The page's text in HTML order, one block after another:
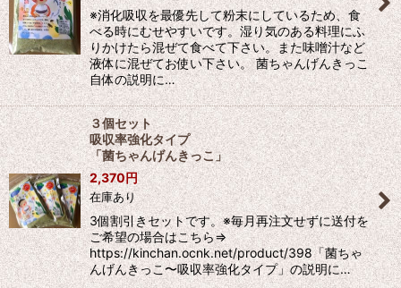
※消化吸収を最優先して粉末にしているため、食
べる時にむせやすいです。湿り気のある料理にふ
りかけたら混ぜて食べて下さい。また味噌汁など
液体に混ぜてお使い下さい。 菌ちゃんげんきっこ
自体の説明に…
３個セット
吸収率強化タイプ
「菌ちゃんげんきっこ」
2,370円
在庫あり
3個割引きセットです。※毎月再注文せずに送付を
ご希望の場合はこちら⇒
https://kinchan.ocnk.net/product/398「菌ちゃ
んげんきっこ〜吸収率強化タイプ」の説明に…